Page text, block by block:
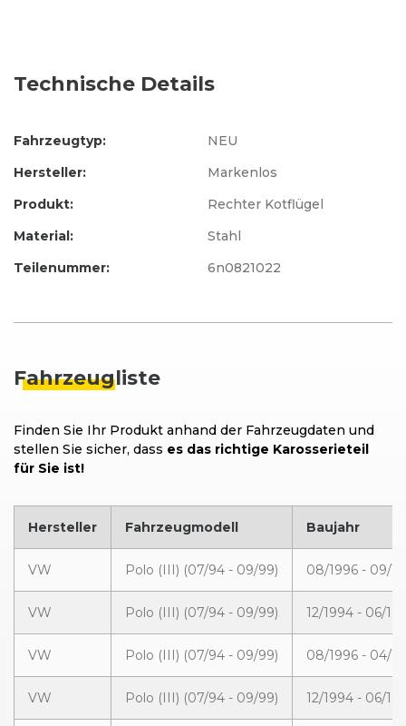
Technische Details
Hersteller:
Markenlos
Produkt:
Rechter Kotflügel
Fahrzeugtyp: NEU
Material:
Stahl
Teilenummer:
6n0821022
Fahrzeugliste
Finden Sie Ihr Produkt anhand der Fahrzeugdaten und
stellen Sie sicher, dass es das richtige Karosserieteil
für Sie ist!
Hersteller Fahrzeugmodell Baujahr
VW Polo (III) (07/94 - 09/99) 08/1996 - 09/
VW Polo (III) (07/94 - 09/99) 12/1994 - 06/
VW Polo (III) (07/94 - 09/99) 08/1996 - 04/
VW Polo (III) (07/94 - 09/99) 12/1994 - 06/